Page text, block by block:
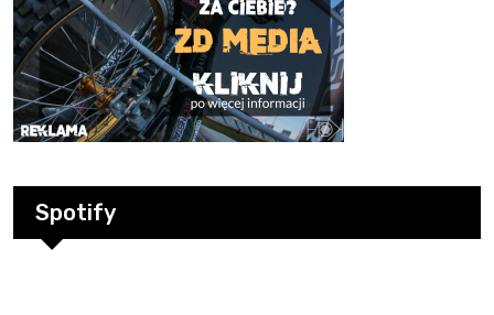
Spotify